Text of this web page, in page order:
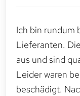
Ich bin rundum
Lieferanten.
aus und sind
Leider waren
beschädigt.